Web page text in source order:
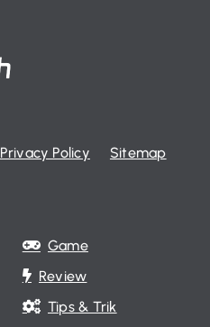
Privacy Policy
Sitemap
Game
Review
Tips & Trik